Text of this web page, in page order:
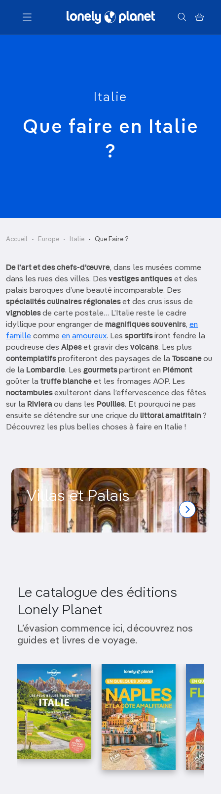
Menu
Italie
Que faire en Italie
?
Accueil Europe Italie Que Faire ?
De l’art et des chefs-d’œuvre, dans les musées comme
dans les rues des villes. Des vestiges antiques et des
palais baroques d’une beauté incomparable. Des
spécialités culinaires régionaleset des crus issus de
vignoblesde carte postale… L’Italie reste le cadre
idyllique pour engranger de magnifiques souvenirs, en
famille comme en amoureux. Les sportifsiront fendre la
poudreuse des Alpeset gravir des volcans. Les plus
contemplatifsprofiteront des paysages de la Toscaneou
de la Lombardie. Les gourmetspartiront en Piémont
goûter la truffe blanche et les fromages AOP. Les
noctambulesexulteront dans l’effervescence des fêtes
sur la Riviera ou dans les Pouilles. Et pourquoi ne pas
ensuite se détendre sur une crique du littoral amalfitain ?
Découvrez les plus belles choses à faire en Italie !
Villas et Palais
Le catalogue des éditions
Lonely Planet
L’évasion commence ici, découvrez nos
guides et livres de voyage.